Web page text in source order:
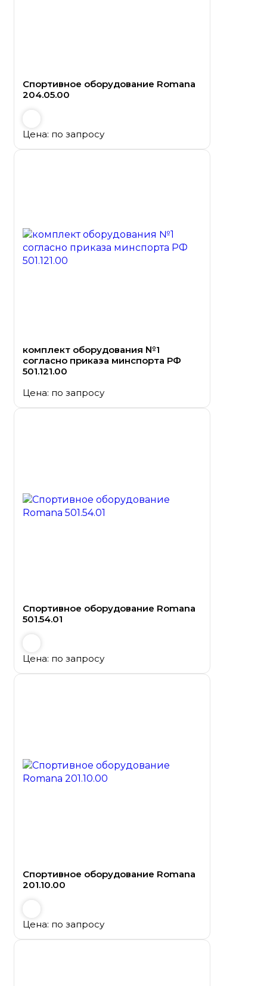
Спортивное оборудование Romana
204.05.00
Цена: по запросу
комплект оборудования №1
согласно приказа минспорта РФ
501.121.00
Цена: по запросу
Спортивное оборудование Romana
501.54.01
Цена: по запросу
Спортивное оборудование Romana
201.10.00
Цена: по запросу